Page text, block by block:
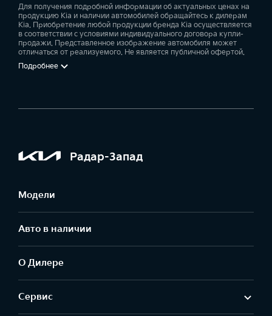
Для получения подробной информации об актуальных ценах на
продукцию Kia и наличии автомобилей обращайтесь к дилерам
Kia. Приобретение любой продукции бренда Kia осуществляется
в соответствии с условиями индивидуального договора купли-
продажи. Представленное изображение автомобиля может
отличаться от реализуемого. Не является публичной офертой.
Подробнее
Радар-Запад
Модели
Авто в наличии
О Дилере
Сервис